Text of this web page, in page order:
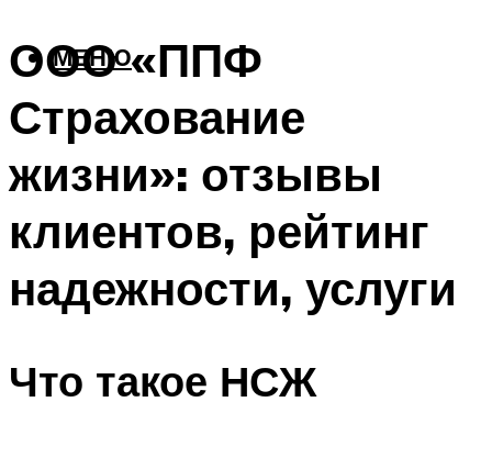
МЕНЮ
ООО «ППФ
Страхование
жизни»: отзывы
клиентов, рейтинг
надежности, услуги
Что такое НСЖ